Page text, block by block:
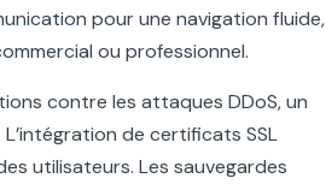
pour une navigation fluide,
ou professionnel.
contre les attaques DDoS, un
de certificats SSL
utilisateurs. Les sauvegardes